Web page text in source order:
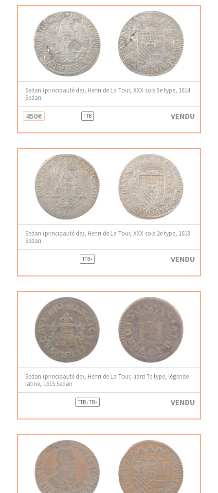
Sedan (principauté de), Henri de La Tour, XXX sols 3e type, 1614
Sedan
450€ TTB VENDU
Sedan (principauté de), Henri de La Tour, XXX sols 2e type, 1613
Sedan
TTB+ VENDU
Sedan (principauté de), Henri de La Tour, liard 7e type, légende
latine, 1615 Sedan
TTB / TB+ VENDU